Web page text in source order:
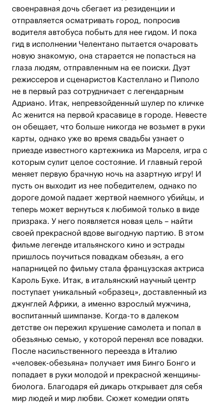
своенравная дочь сбегает из резиденции и
отправляется осматривать город, попросив
водителя автобуса побыть для нее гидом. И пока
гид в исполнении Челентано пытается очаровать
новую знакомую, она старается не попасться на
глаза людям, отправленным на ее поиски. Дуэт
режиссеров и сценаристов Кастеллано и Пиполо
не в первый раз сотрудничает с легендарным
Адриано. Итак, непревзойденный шулер по кличке
Ас женится на первой красавице в городе. Невесте
он обещает, что больше никогда не возьмет в руки
карты, однако уже во время свадьбы узнает о
приезде известного картежника из Марселя, игра с
которым сулит целое состояние. И главный герой
меняет первую брачную ночь на азартную игру! И
пусть он выходит из нее победителем, однако по
дороге домой падает жертвой наемного убийцы, и
теперь может вернуться к любимой только в виде
призрака. У него появляется новая цель – найти
своей прекрасной вдове выгодную партию. В этом
фильме легенде итальянского кино и эстрады
пришлось поучиться повадкам обезьян, а его
напарницей по фильму стала французская актриса
Кароль Буке. Итак, в итальянский научный центр
поступает уникальный «образец», доставленный из
джунглей Африки, а именно взрослый мужчина,
воспитанный шимпанзе. Когда-то в далеком
детстве он пережил крушение самолета и попал в
обезьянью семью, у которой перенял все повадки.
После насильственного переезда в Италию
«человек-обезьяна» получает имя Бинго Бонго и
попадает в руки молодой и прекрасной женщины-
биолога. Благодаря ей дикарь открывает для себя
мир людей и мир любви. Сюжет комедии опять